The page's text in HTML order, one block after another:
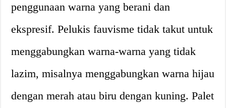
penggunaan warna yang berani dan
ekspresif. Pelukis fauvisme tidak takut untuk
menggabungkan warna-warna yang tidak
lazim, misalnya menggabungkan warna hijau
dengan merah atau biru dengan kuning. Palet